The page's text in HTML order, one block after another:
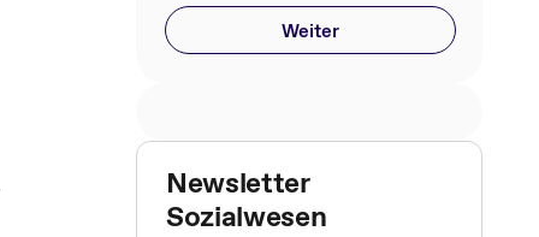
Weiter
Newsletter
Sozialwesen